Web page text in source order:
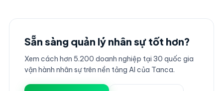
Sẵn sàng quản lý nhân sự tốt hơn?
Xem cách hơn 5.200 doanh nghiệp tại 30 quốc gia
vận hành nhân sự trên nền tảng AI của Tanca.